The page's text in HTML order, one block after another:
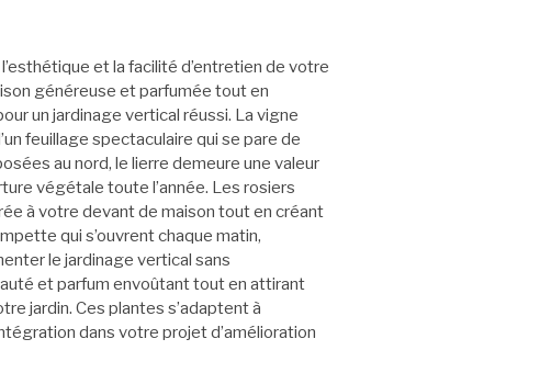
et la facilité d’entretien de votre
généreuse et parfumée tout en
un jardinage vertical réussi. La vigne
feuillage spectaculaire qui se pare de
au nord, le lierre demeure une valeur
végétale toute l’année. Les rosiers
à votre devant de maison tout en créant
qui s’ouvrent chaque matin,
le jardinage vertical sans
et parfum envoûtant tout en attirant
jardin. Ces plantes s’adaptent à
dans votre projet d’amélioration